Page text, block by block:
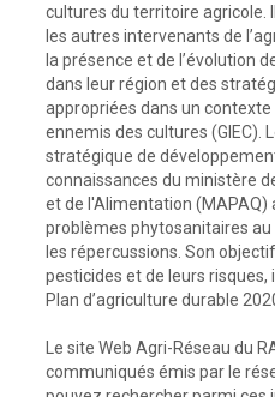
cultures du territoire agricole.
les autres intervenants de
la présence et de l’évolution
dans leur région et des
appropriées dans un
ennemis des cultures (GIEC).
stratégique de
connaissances du ministère
et de l'Alimentation (MAPAQ)
problèmes phytosanitaires au
les répercussions. Son
pesticides et de leurs
Plan d’agriculture durable
Le site Web Agri-Réseau du
communiqués émis par le